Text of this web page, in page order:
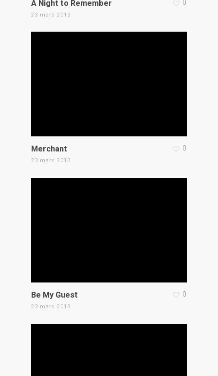
A Night to Remember
23 mars 2013
0
Merchant
23 mars 2013
0
Be My Guest
23 mars 2013
0